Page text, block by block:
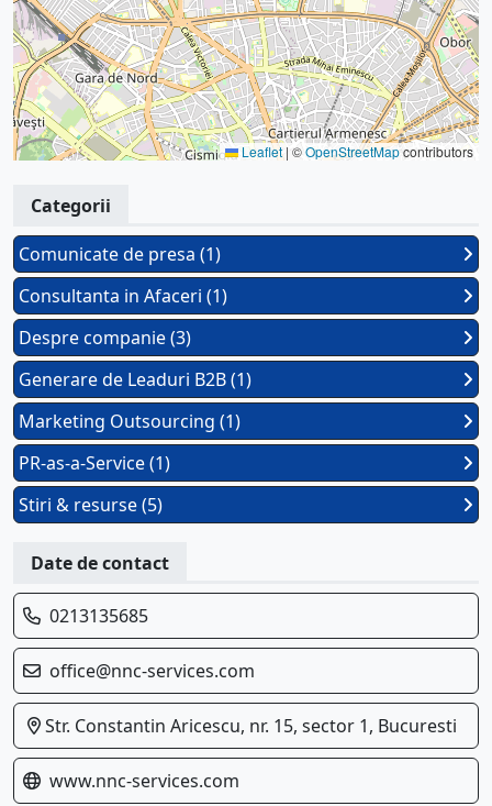
Leaflet | ©OpenStreetMapcontributors
Categorii
Comunicate de presa (1)
Consultanta in Afaceri (1)
Despre companie (3)
Generare de Leaduri B2B (1)
Marketing Outsourcing (1)
PR-as-a-Service (1)
Stiri & resurse (5)
Date de contact
0213135685
office@nnc-services.com
Str. Constantin Aricescu, nr. 15, sector 1, Bucuresti
www.nnc-services.com